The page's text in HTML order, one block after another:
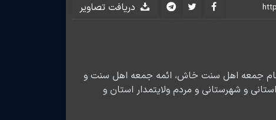
دریافت تصاویر
امام جمعه اهل سنت خاش، ائمه جمعه اهل سنت و
و شهرستانی و مردم ولایتمدار استان و